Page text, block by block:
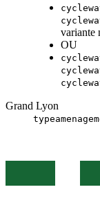
variante
OU
Grand Lyon